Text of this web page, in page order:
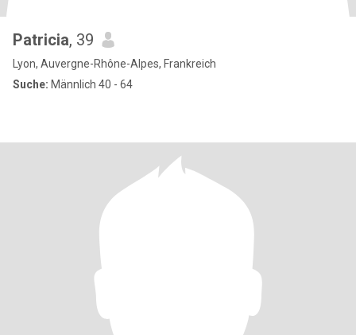
Patricia, 39
Lyon, Auvergne-Rhône-Alpes, Frankreich
Suche: Männlich 40 - 64